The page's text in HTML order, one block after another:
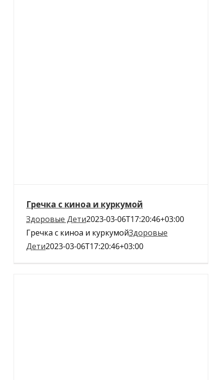
Гречка с киноа и куркумой
Здоровые Дети2023-03-06T17:20:46+03:00
Гречка с киноа и куркумойЗдоровые
Дети2023-03-06T17:20:46+03:00